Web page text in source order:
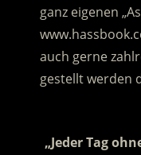
ganz eigenen
auch gerne
gestellt werden
„Jeder Tag